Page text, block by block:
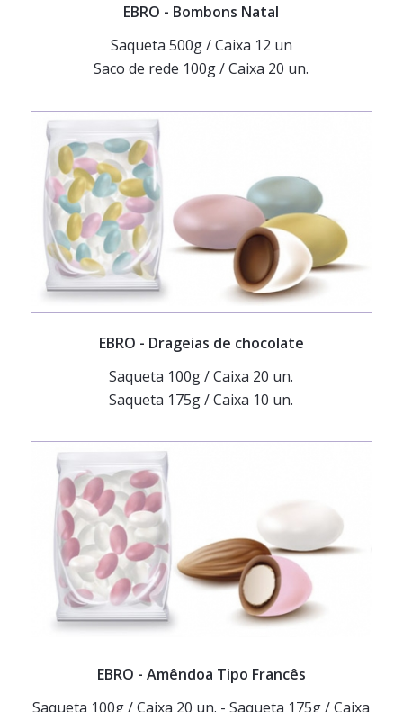
EBRO - Bombons Natal
Saqueta 500g / Caixa 12 un
Saco de rede 100g / Caixa 20 un.
EBRO - Drageias de chocolate
Saqueta 100g / Caixa 20 un.
Saqueta 175g / Caixa 10 un.
EBRO - Amêndoa Tipo Francês
Saqueta 100g / Caixa 20 un. - Saqueta 175g / Caixa